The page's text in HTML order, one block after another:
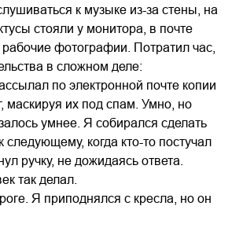
к музыке из-за стены, на
стояли у монитора, в почте
фотографии. Потратил час,
в сложном деле:
по электронной почте копии
маскируя их под спам. Умно, но
умнее. Я собирался сделать
следующему, когда кто-то постучал
ручку, не дожидаясь ответа.
так делал.
Я приподнялся с кресла, но он